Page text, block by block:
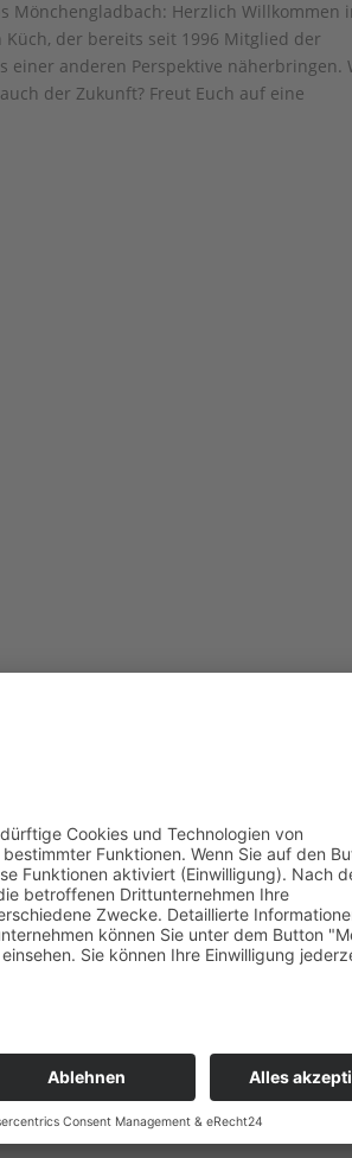
Mönchengladbach: Herzlich Willkommen
der bereits seit 1996 Mitglied der
einer anderen Perspektive näherbringen.
der Zukunft? Freut Euch auf eine